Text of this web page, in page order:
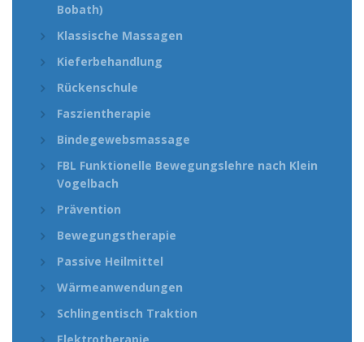
Bobath)
Klassische Massagen
Kieferbehandlung
Rückenschule
Faszientherapie
Bindegewebsmassage
FBL Funktionelle Bewegungslehre nach Klein
Vogelbach
Prävention
Bewegungstherapie
Passive Heilmittel
Wärmeanwendungen
Schlingentisch Traktion